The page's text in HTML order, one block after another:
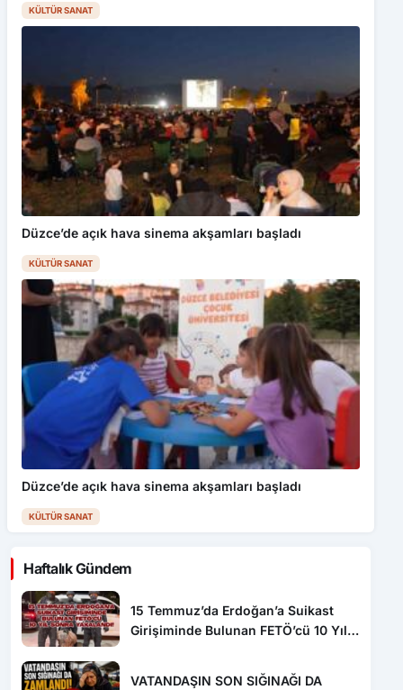
KÜLTÜR SANAT
Düzce’de açık hava sinema akşamları başladı
KÜLTÜR SANAT
Düzce’de açık hava sinema akşamları başladı
KÜLTÜR SANAT
Haftalık Gündem
15 Temmuz’da Erdoğan’a Suikast
Girişiminde Bulunan FETÖ’cü 10 Yıl
VATANDAŞIN SON SIĞINAĞI DA